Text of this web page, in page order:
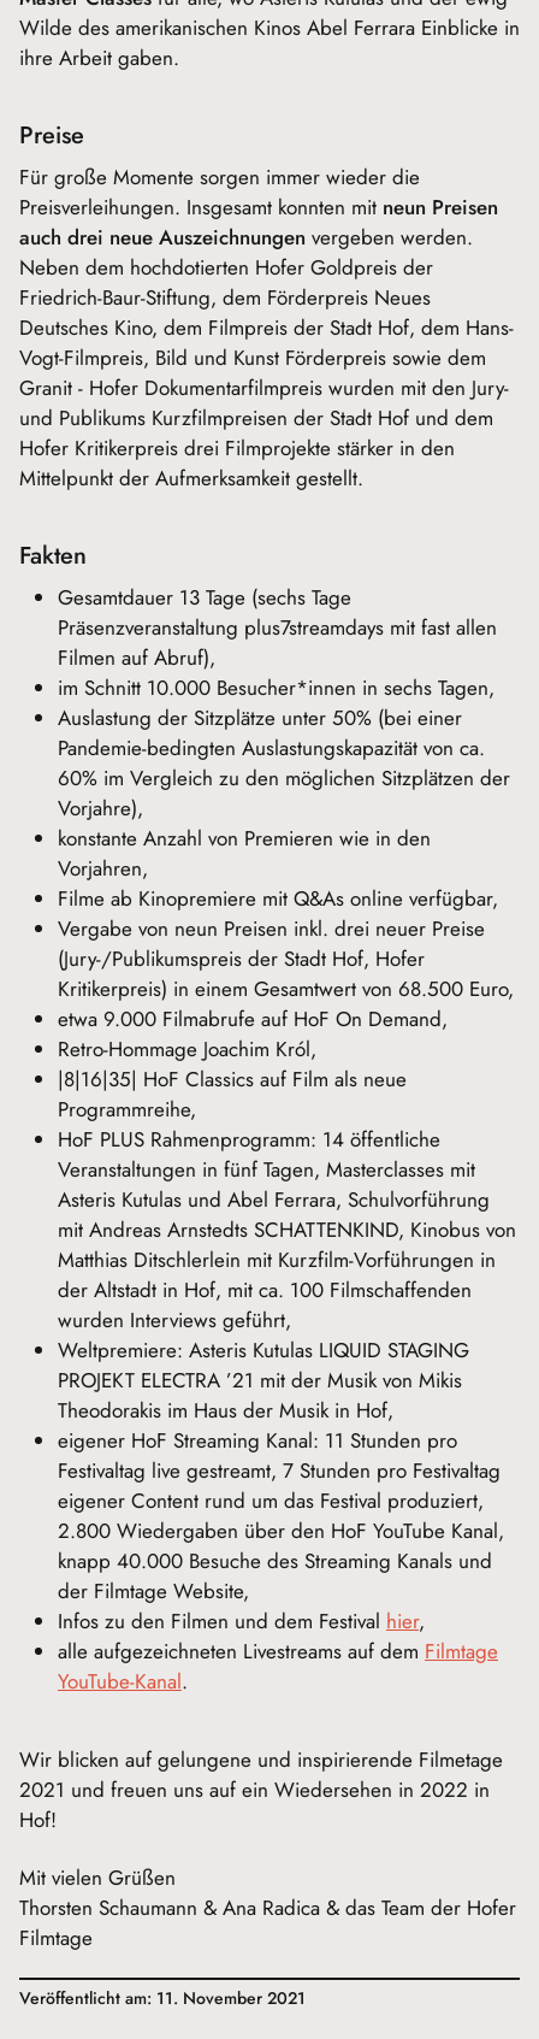
Wilde des amerikanischen Kinos Abel Ferrara Einblicke in
ihre Arbeit gaben.
Preise
Für große Momente sorgen immer wieder die
Preisverleihungen. Insgesamt konnten mit neun Preisen
auch drei neue Auszeichnungen vergeben werden.
Neben dem hochdotierten Hofer Goldpreis der
Friedrich-Baur-Stiftung, dem Förderpreis Neues
Deutsches Kino, dem Filmpreis der Stadt Hof, dem Hans-
Vogt-Filmpreis, Bild und Kunst Förderpreis sowie dem
Granit - Hofer Dokumentarfilmpreis wurden mit den Jury-
und Publikums Kurzfilmpreisen der Stadt Hof und dem
Hofer Kritikerpreis drei Filmprojekte stärker in den
Mittelpunkt der Aufmerksamkeit gestellt.
Fakten
Gesamtdauer 13 Tage (sechs Tage
Präsenzveranstaltung plus7streamdays mit fast allen
Filmen auf Abruf),
im Schnitt 10.000 Besucher*innen in sechs Tagen,
Auslastung der Sitzplätze unter 50% (bei einer
Pandemie-bedingten Auslastungskapazität von ca.
60% im Vergleich zu den möglichen Sitzplätzen der
Vorjahre),
konstante Anzahl von Premieren wie in den
Vorjahren,
Filme ab Kinopremiere mit Q&As online verfügbar,
Vergabe von neun Preisen inkl. drei neuer Preise
(Jury-/Publikumspreis der Stadt Hof, Hofer
Kritikerpreis) in einem Gesamtwert von 68.500 Euro,
etwa 9.000 Filmabrufe auf HoF On Demand,
Retro-Hommage Joachim Król,
|8|16|35| HoF Classics auf Film als neue
Programmreihe,
HoF PLUS Rahmenprogramm: 14 öffentliche
Veranstaltungen in fünf Tagen, Masterclasses mit
Asteris Kutulas und Abel Ferrara, Schulvorführung
mit Andreas Arnstedts SCHATTENKIND, Kinobus von
Matthias Ditschlerlein mit Kurzfilm-Vorführungen in
der Altstadt in Hof, mit ca. 100 Filmschaffenden
wurden Interviews geführt,
Weltpremiere: Asteris Kutulas LIQUID STAGING
PROJEKT ELECTRA ’21 mit der Musik von Mikis
Theodorakis im Haus der Musik in Hof,
eigener HoF Streaming Kanal: 11 Stunden pro
Festivaltag live gestreamt, 7 Stunden pro Festivaltag
eigener Content rund um das Festival produziert,
2.800 Wiedergaben über den HoF YouTube Kanal,
knapp 40.000 Besuche des Streaming Kanals und
der Filmtage Website,
Infos zu den Filmen und dem Festival hier,
alle aufgezeichneten Livestreams auf dem Filmtage
YouTube-Kanal.
Wir blicken auf gelungene und inspirierende Filmetage
2021 und freuen uns auf ein Wiedersehen in 2022 in
Hof!
Mit vielen Grüßen
Thorsten Schaumann & Ana Radica & das Team der Hofer
Filmtage
Veröffentlicht am: 11. November 2021